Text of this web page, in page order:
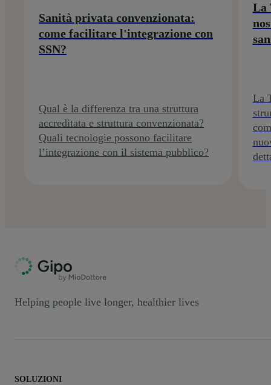
Sanità privata convenzionata:
come facilitare l'integrazione con
SSN?
Qual è la differenza tra una struttura
accreditata e struttura convenzionata?
Quali tecnologie possono facilitare
l’integrazione con il sistema pubblico?
La
La
Helping people live longer, healthier lives
SOLUZIONI